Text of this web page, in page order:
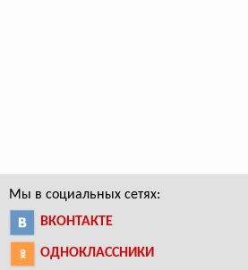
Мы в социальных сетях:
ВКОНТАКТЕ
ОДНОКЛАССНИКИ